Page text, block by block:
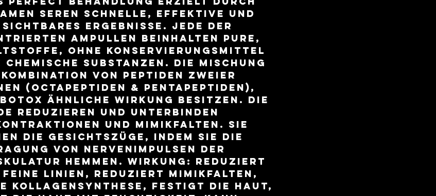
Seren schnelle, effektive und
Ergebnisse. Jede der
Ampullen beinhalten pure,
ohne Konservierungsmittel
Substanzen. Die Mischung
von Peptiden zweier
(Octapeptiden & Pentapeptiden),
ähnliche Wirkung besitzen. Die
reduzieren und unterbinden
und Mimikfalten. Sie
die Gesichtszüge, indem sie die
von Nervenimpulsen der
hemmen. Wirkung: Reduziert
Linien, Reduziert Mimikfalten,
Kollagensynthese, festigt die Haut,